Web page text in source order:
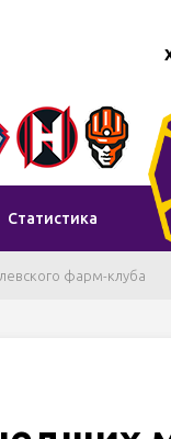
Статистика
фарм-клуба